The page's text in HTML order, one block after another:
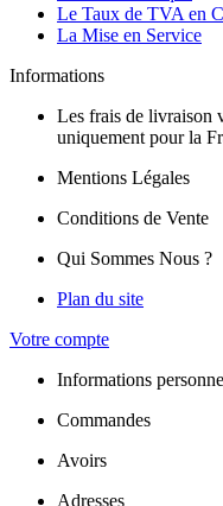
Le Taux de TVA en
La Mise en Service
Informations
Les frais de livraison
uniquement pour la
Mentions Légales
Conditions de Vente
Qui Sommes Nous ?
Plan du site
Votre compte
Informations
Commandes
Avoirs
Adresses